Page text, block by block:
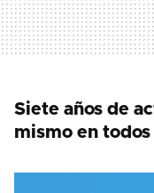
Siete años de
mismo en todos